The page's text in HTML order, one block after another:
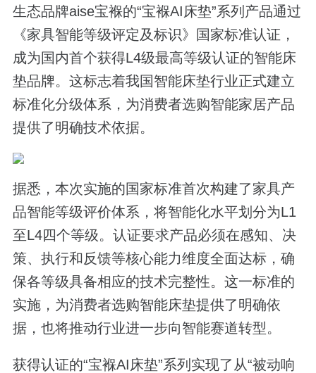
生态品牌aise宝褓的“宝褓AI床垫”系列产品通过
《家具智能等级评定及标识》国家标准认证，
成为国内首个获得L4级最高等级认证的智能床
垫品牌。这标志着我国智能床垫行业正式建立
标准化分级体系，为消费者选购智能家居产品
提供了明确技术依据。
据悉，本次实施的国家标准首次构建了家具产
品智能等级评价体系，将智能化水平划分为L1
至L4四个等级。认证要求产品必须在感知、决
策、执行和反馈等核心能力维度全面达标，确
保各等级具备相应的技术完整性。这一标准的
实施，为消费者选购智能床垫提供了明确依
据，也将推动行业进一步向智能赛道转型。
获得认证的“宝褓AI床垫”系列实现了从“被动响